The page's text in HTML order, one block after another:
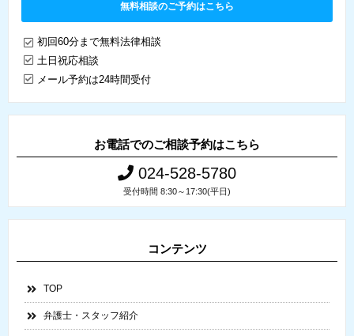
無料相談のご予約はこちら
初回60分まで無料法律相談
土日祝応相談
メール予約は24時間受付
お電話でのご相談予約はこちら
024-528-5780
受付時間 8:30～17:30(平日)
コンテンツ
TOP
弁護士・スタッフ紹介